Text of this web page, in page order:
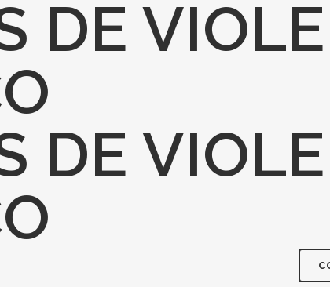
DE
DE